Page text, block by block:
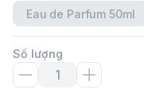
Eau de Parfum 50ml
Số lượng